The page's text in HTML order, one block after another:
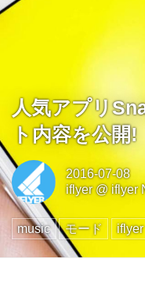
人気アプリ
ト内容を公開!
2016-07-08
iflyer@ iflyer
music モード iflyer